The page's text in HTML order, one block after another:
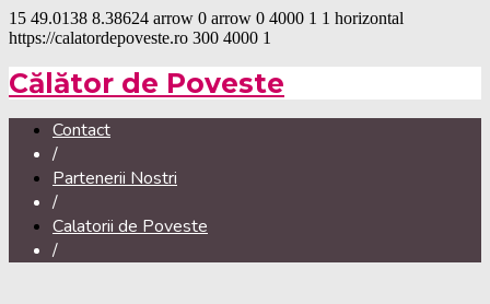
15 49.0138 8.38624 arrow 0 arrow 0 4000 1 1 horizontal
https://calatordepoveste.ro 300 4000 1
Călător de Poveste
Contact
/
Partenerii Nostri
/
Calatorii de Poveste
/